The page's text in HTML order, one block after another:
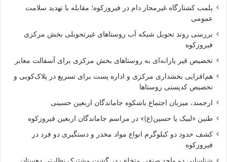
پلمب کشتارگاه غیرمجاز دام در فیروزکوه؛ مقابله با تهدید سلامت
عمومی
بررسی روند تحویل شبکه آب روستاهای غیرتحویلی بخش مرکزی
فیروزکوه
تخصیص قیر یارانه‌ای به روستاهای بخش مرکزی برای آسفالت معابر
هم‌افزایی بخشداری مرکزی و اداره پست برای تسریع در پلاک‌کوبی و
تخصیص کدپستی روستاها
ارجمند، میزبان اجتماع باشکوه جاماندگان اربعین حسینی
طنین «لبیک یا حسین(ع)» در مراسم جاماندگان اربعین فیروزکوه
کشف حدود دو کیلوگرم انواع مواد مخدر و دستگیری دو فرد در
فیروزکوه